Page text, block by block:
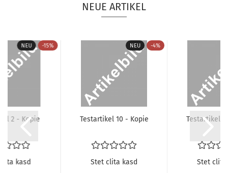
NEUE ARTIKEL
NEU -15%
2 - Kopie
kasd
NEU -4%
Te­st­ar­ti­kel 10 - Kopie
Stet clita kasd
Te­st­ar­ti­kel
Stet clita